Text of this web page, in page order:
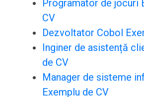
Programator de jocuri
CV
Dezvoltator Cobol
Inginer de asistență
de CV
Manager de sisteme
Exemplu de CV